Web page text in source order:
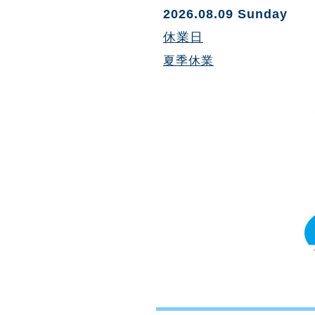
2026.08.09 Sunday
休業日
夏季休業